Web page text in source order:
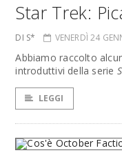
Star Trek:
DI S* VENERDÌ 24
Abbiamo raccolto
introduttivi della serie
LEGGI